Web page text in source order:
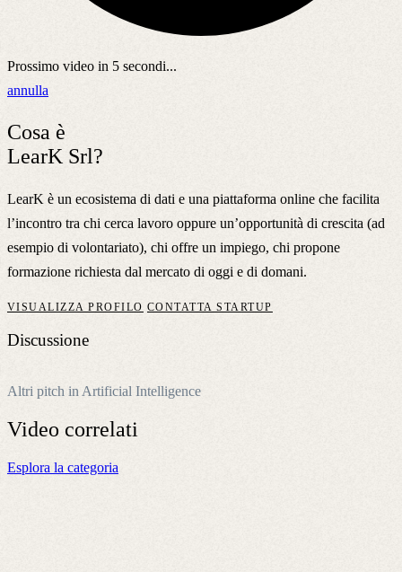
Prossimo video in 5 secondi...
annulla
Cosa è
LearK Srl?
LearK è un ecosistema di dati e una piattaforma online che facilita
l’incontro tra chi cerca lavoro oppure un’opportunità di crescita (ad
esempio di volontariato), chi offre un impiego, chi propone
formazione richiesta dal mercato di oggi e di domani.
VISUALIZZA PROFILO CONTATTA STARTUP
Discussione
Altri pitch in Artificial Intelligence
Video correlati
Esplora la categoria